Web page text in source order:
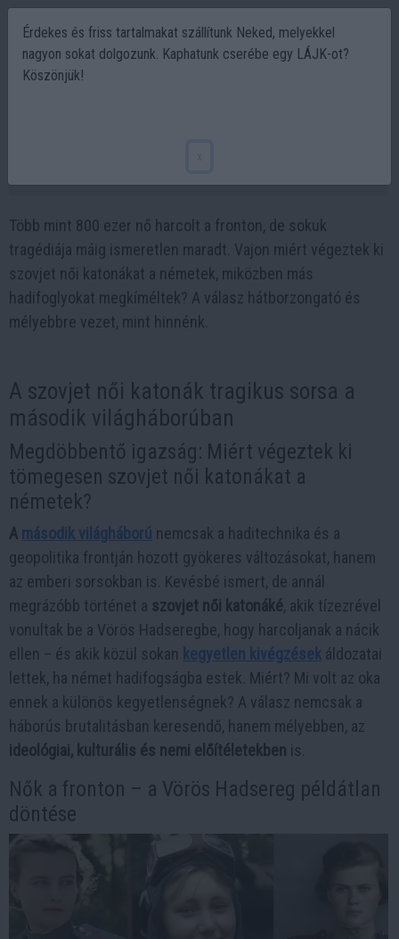
Több mint 800 ezer nő harcolt a fronton, de sokuk
tragédiája máig ismeretlen maradt. Vajon miért végeztek ki
szovjet női katonákat a németek, miközben más
hadifoglyokat megkíméltek? A válasz hátborzongató és
mélyebbre vezet, mint hinnénk.
A szovjet női katonák tragikus sorsa a
második világháborúban
Megdöbbentő igazság: Miért végeztek ki
tömegesen szovjet női katonákat a
németek?
A második világháború nemcsak a haditechnika és a
geopolitika frontján hozott gyökeres változásokat, hanem
az emberi sorsokban is. Kevésbé ismert, de annál
megrázóbb történet a szovjet női katonáké, akik tízezrével
vonultak be a Vörös Hadseregbe, hogy harcoljanak a nácik
ellen – és akik közül sokan kegyetlen kivégzések áldozatai
lettek, ha német hadifogságba estek. Miért? Mi volt az oka
ennek a különös kegyetlenségnek? A válasz nemcsak a
háborús brutalitásban keresendő, hanem mélyebben, az
ideológiai, kulturális és nemi előítéletekben is.
Nők a fronton – a Vörös Hadsereg példátlan
döntése
Érdekes és friss tartalmakat szállítunk Neked, melyekkel
nagyon sokat dolgozunk. Kaphatunk cserébe egy LÁJK-ot?
Köszönjük!